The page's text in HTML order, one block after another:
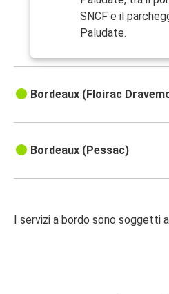
SNCF e il
Paludate.
Bordeaux (Floirac
Bordeaux (Pessac)
I servizi a bordo sono soggetti